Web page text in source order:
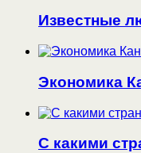
Известные
Экономика
С какими